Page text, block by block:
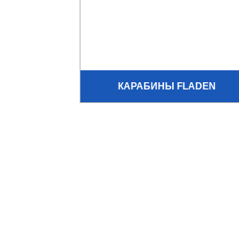
КАРАБИНЫ FLADEN